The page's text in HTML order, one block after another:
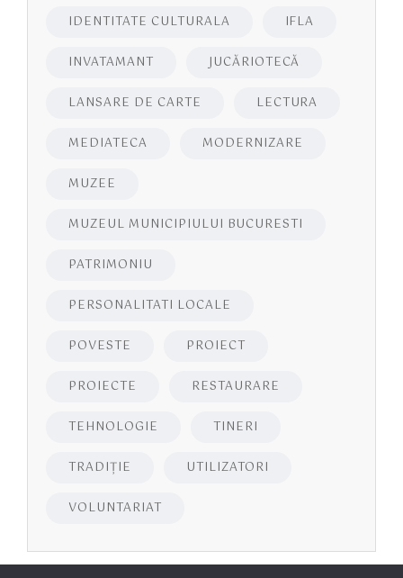
IDENTITATE CULTURALA IFLA
INVATAMANT JUCĂRIOTECĂ
LANSARE DE CARTE LECTURA
MEDIATECA MODERNIZARE
MUZEE
MUZEUL MUNICIPIULUI BUCURESTI
PATRIMONIU
PERSONALITATI LOCALE
POVESTE PROIECT
PROIECTE RESTAURARE
TEHNOLOGIE TINERI
TRADIȚIE UTILIZATORI
VOLUNTARIAT